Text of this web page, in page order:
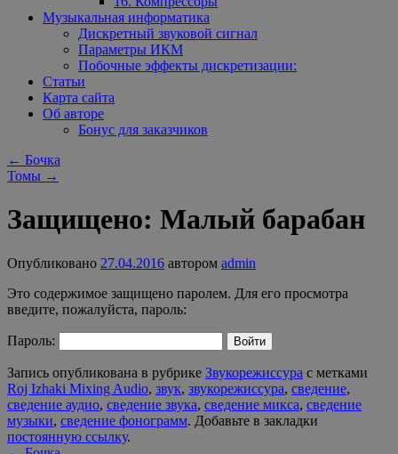
Музыкальная информатика
Дискретный звуковой сигнал
Параметры ИКМ
Побочные эффекты дискретизации:
Статьи
Карта сайта
Об авторе
Бонус для заказчиков
← Бочка
Томы →
Защищено: Малый барабан
Опубликовано 27.04.2016 автором admin
Это содержимое защищено паролем. Для его просмотра
введите, пожалуйста, пароль:
Пароль:
Запись опубликована в рубрике Звукорежиссура с метками
Roj Izhaki Mixing Audio, звук, звукорежиссура, сведение,
сведение аудио, сведение звука, сведение микса, сведение
музыки, сведение фонограмм. Добавьте в закладки
постоянную ссылку.